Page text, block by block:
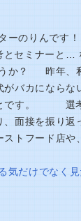
ーのりんで
とセミナーと…
か？ 昨年、
バカにならな
です。 選考
面接を振り返
トフード店や
気だけでなく